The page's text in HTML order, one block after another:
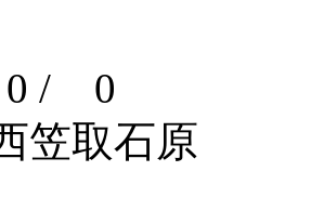
0 / 0
笠取石原